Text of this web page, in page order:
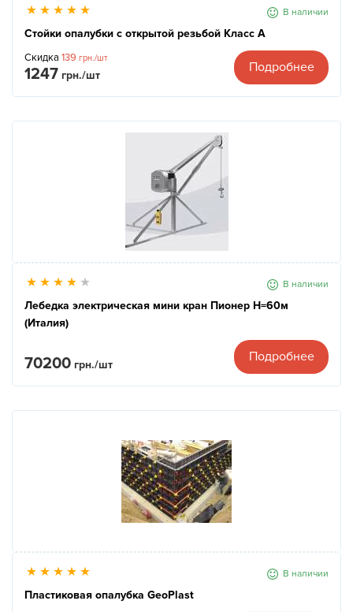
В наличии
Стойки опалубки с открытой резьбой Класс А
Скидка 139 грн./шт
1247 грн./шт
Подробнее
В наличии
Лебедка электрическая мини кран Пионер Н=60м
(Италия)
70200 грн./шт
Подробнее
В наличии
Пластиковая опалубка GeoPlast